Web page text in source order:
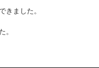
きました。
。